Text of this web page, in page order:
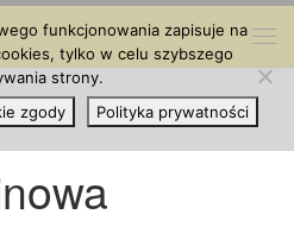
funkcjonowania zapisuje na
tylko w celu szybszego
strony.
zgody Polityka prywatności